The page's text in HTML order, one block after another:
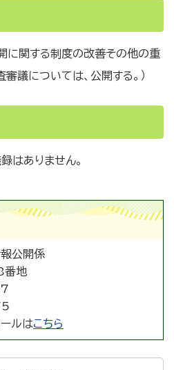
に関する制度の改善その他の重
議については、公開する。）
はありません。
公開係
番地
ルはこちら